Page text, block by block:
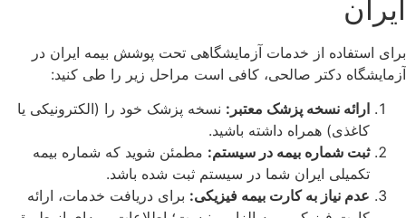
ایران
برای استفاده از خدمات آزمایشگاهی تحت پوشش بیمه ایران در
آزمایشگاه دکتر صالحی، کافی است مراحل زیر را طی کنید:
ارائه نسخه پزشک معتبر: نسخه پزشک خود را (الکترونیکی یا
کاغذی) همراه داشته باشید.
ثبت شماره بیمه در سیستم: مطمئن شوید که شماره بیمه
تکمیلی ایران شما در سیستم ثبت شده باشد.
عدم نیاز به کارت بیمه فیزیکی: برای دریافت خدمات، ارائه